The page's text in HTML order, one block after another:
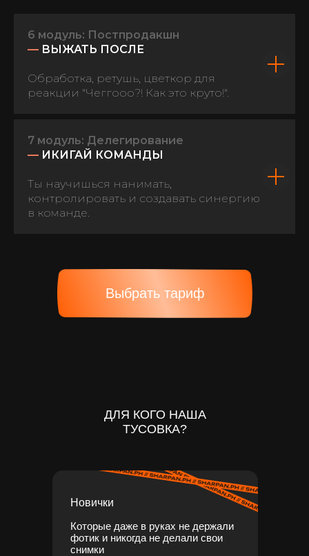
6 модуль: Постпродакшн
— ВЫЖАТЬ ПОСЛЕ
Обработка, ретушь, цветкор для
реакции "Чеггооо?! Как это круто!".
7 модуль: Делегирование
— ИКИГАЙ КОМАНДЫ
Ты научишься нанимать,
контролировать и создавать синергию
в команде.
Выбрать тариф
ДЛЯ КОГО НАША
ТУСОВКА?
Новички
Которые даже в руках не держали
фотик и никогда не делали свои
снимки